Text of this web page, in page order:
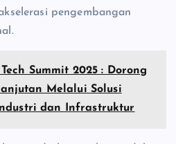
pengembangan
Summit 2025 : Dorong
Melalui Solusi
dan Infrastruktur